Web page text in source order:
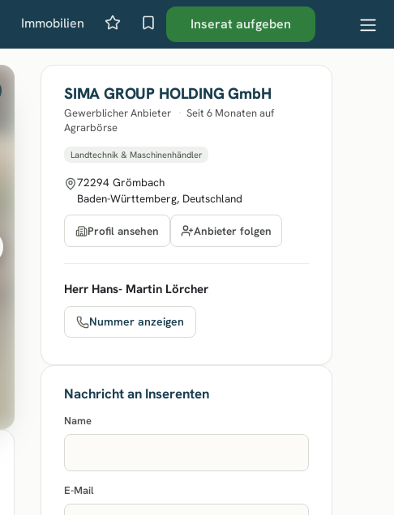
Immobilien Inserat aufgeben
SIMA GROUP HOLDING GmbH
Gewerblicher Anbieter · Seit 6 Monaten auf
Agrarbörse
Landtechnik & Maschinenhändler
72294 Grömbach
Baden-Württemberg, Deutschland
Profil ansehen Anbieter folgen
Herr Hans- Martin Lörcher
Nummer anzeigen
Nachricht an Inserenten
Name
E-Mail